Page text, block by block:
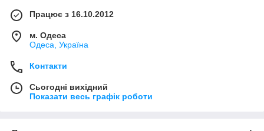
Працює з 16.10.2012
м. Одеса
Одеса, Україна
Контакти
Сьогодні вихідний
Показати весь графік роботи